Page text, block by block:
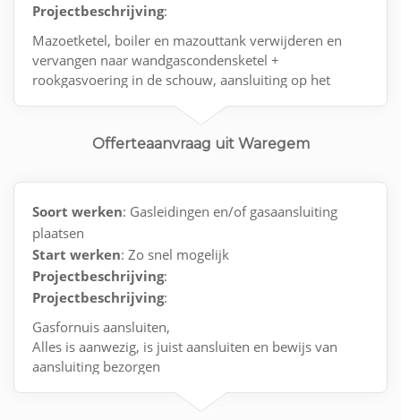
Projectbeschrijving:
Mazoetketel, boiler en mazouttank verwijderen en
vervangen naar wandgascondensketel +
rookgasvoering in de schouw, aansluiting op het
Offerteaanvraag uit Waregem
Soort werken: Gasleidingen en/of gasaansluiting
plaatsen
Start werken: Zo snel mogelijk
Projectbeschrijving:
Projectbeschrijving:
Gasfornuis aansluiten,
Alles is aanwezig, is juist aansluiten en bewijs van
aansluiting bezorgen